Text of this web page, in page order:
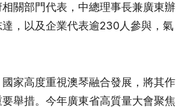
關部門代表，中總理事長兼廣東辦
，以及企業代表逾230人參與，氣
家高度重視澳琴融合發展，將其作
舉措。今年廣東省高質量大會聚焦